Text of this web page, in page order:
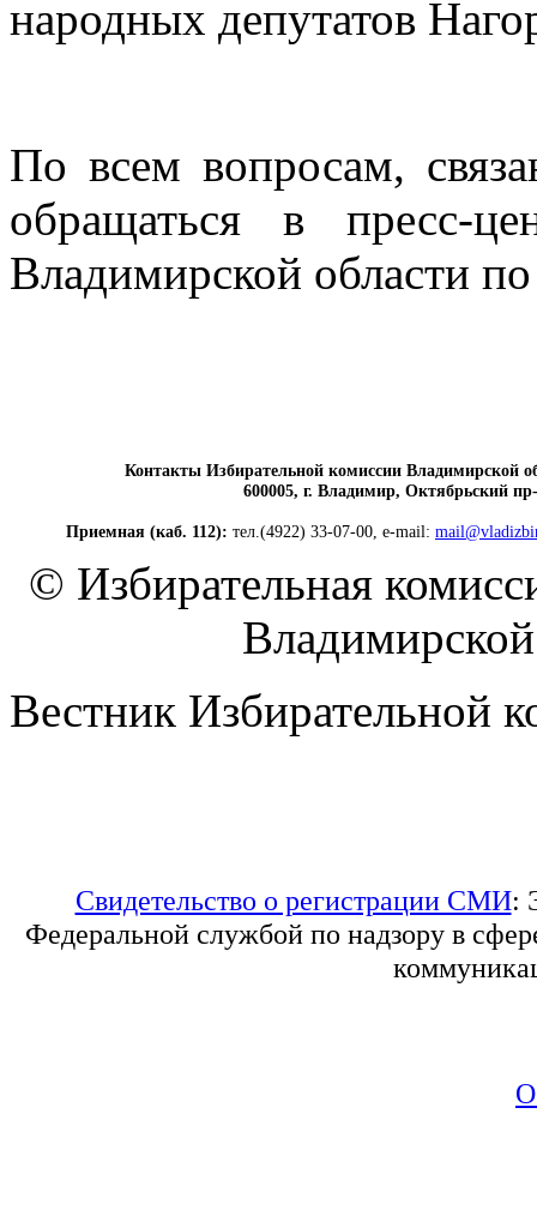
народных депутатов
По всем вопросам,
обращаться в пресс-
Владимирской области
Контакты Избирательной комиссии Владимирской
600005, г. Владимир, Октябрьский
Приемная (каб. 112): тел.(4922) 33-07-00, e-mail:
© Избирательная
Вестник Избирательной
Свидетельство о регистрации СМИ:
Федеральной службой по надзору в